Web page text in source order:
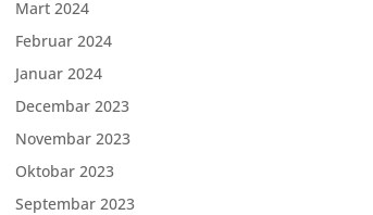
Mart 2024
Februar 2024
Januar 2024
Decembar 2023
Novembar 2023
Oktobar 2023
Septembar 2023